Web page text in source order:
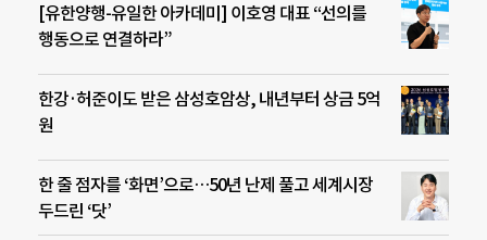
[유한양행-유일한 아카데미] 이호영 대표 “선의를
행동으로 연결하라”
한강·허준이도 받은 삼성호암상, 내년부터 상금 5억
원
한 줄 점자를 ‘화면’으로…50년 난제 풀고 세계시장
두드린 ‘닷’